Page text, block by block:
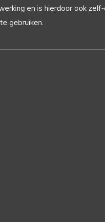
en is hierdoor ook
gebruiken.